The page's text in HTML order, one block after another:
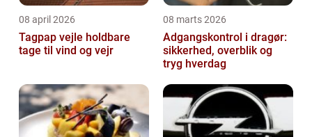
08 april 2026
Tagpap vejle holdbare
tage til vind og vejr
08 marts 2026
Adgangskontrol i dragør:
sikkerhed, overblik og
tryg hverdag